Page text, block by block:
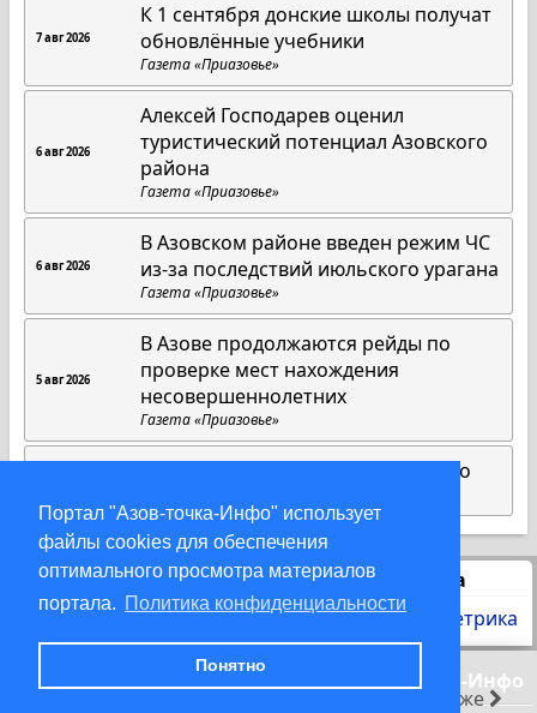
Портал "Азов-точка-Инфо" использует
файлы cookies для обеспечения
оптимального просмотра материалов
портала. Политика конфиденциальности
Понятно
позже
7 авг 2026
К 1 сентября донские школы получат
обновлённые учебники
Газета «Приазовье»
6 авг 2026
Алексей Господарев оценил
туристический потенциал Азовского
района
Газета «Приазовье»
6 авг 2026
В Азовском районе введен режим ЧС
из-за последствий июльского урагана
Газета «Приазовье»
5 авг 2026
В Азове продолжаются рейды по
проверке мест нахождения
несовершеннолетних
Газета «Приазовье»
Матрица добра Юлии Максименко
Статистика
© 2000-2026 Азов-точка-Инфо